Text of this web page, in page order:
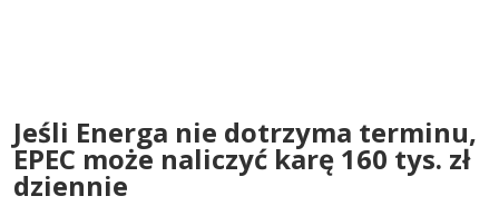
Jeśli Energa nie dotrzyma terminu,
EPEC może naliczyć karę 160 tys. zł
dziennie